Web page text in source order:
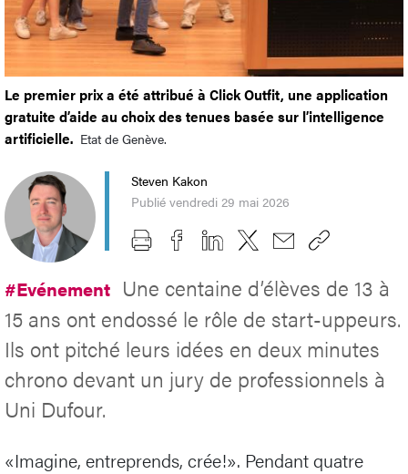
Le premier prix a été attribué à Click Outfit, une application
gratuite d’aide au choix des tenues basée sur l’intelligence
artificielle. Etat de Genève.
Steven Kakon
Publié vendredi 29 mai 2026
#Evénement Une centaine d’élèves de 13 à
15 ans ont endossé le rôle de start-uppeurs.
Ils ont pitché leurs idées en deux minutes
chrono devant un jury de professionnels à
Uni Dufour.
«Imagine, entreprends, crée!». Pendant quatre